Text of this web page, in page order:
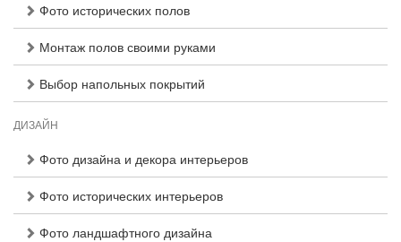
Фото исторических полов
Монтаж полов своими руками
Выбор напольных покрытий
ДИЗАЙН
Фото дизайна и декора интерьеров
Фото исторических интерьеров
Фото ландшафтного дизайна